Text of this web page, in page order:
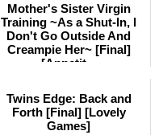
Mother's Sister Virgin
Training ~As a Shut-In, I
Don't Go Outside And
Creampie Her~ [Final]
[Appetit...
Twins Edge: Back and
Forth [Final] [Lovely
Games]